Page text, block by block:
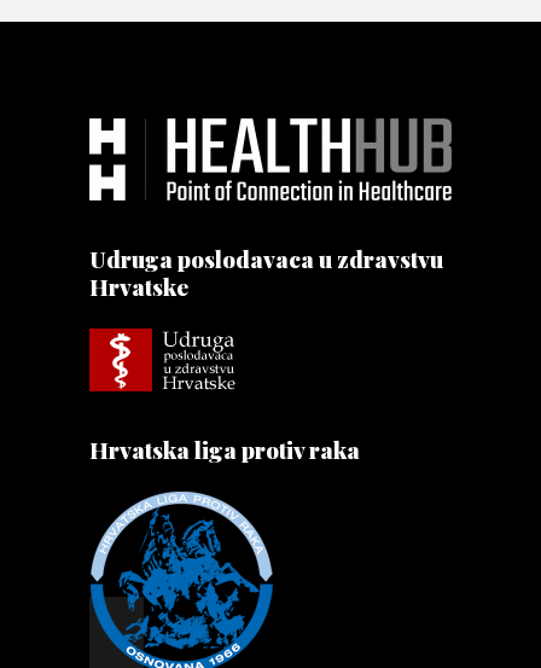
Udruga poslodavaca u zdravstvu
Hrvatske
Hrvatska liga protiv raka